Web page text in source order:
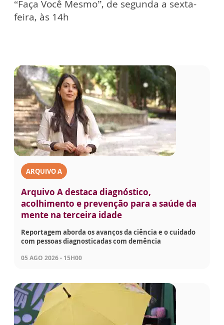
“Faça Você Mesmo”, de segunda a sexta-
feira, às 14h
ARQUIVO A
Arquivo A destaca diagnóstico,
acolhimento e prevenção para a saúde da
mente na terceira idade
Reportagem aborda os avanços da ciência e o cuidado
com pessoas diagnosticadas com demência
05 AGO 2026 - 15H00